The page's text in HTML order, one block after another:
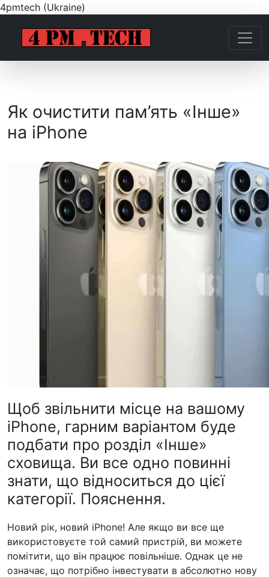
4pmtech (Ukraine)
Як очистити пам’ять «Інше»
на iPhone
Щоб звільнити місце на вашому
iPhone, гарним варіантом буде
подбати про розділ «Інше»
сховища. Ви все одно повинні
знати, що відноситься до цієї
категорії. Пояснення.
Новий рік, новий iPhone! Але якщо ви все ще
використовуєте той самий пристрій, ви можете
помітити, що він працює повільніше. Однак це не
означає, що потрібно інвестувати в абсолютно нову